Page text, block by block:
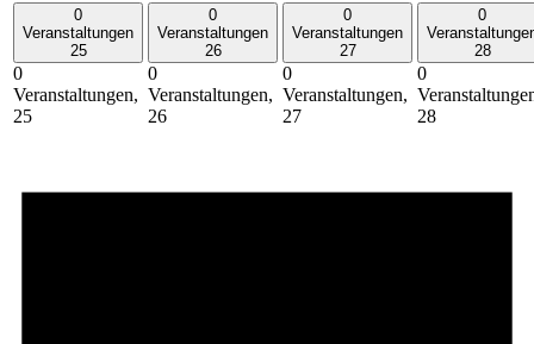
0
Veranstaltungen
25
0
Veranstaltungen,
25
0
Veranstaltungen
26
0
Veranstaltungen,
26
0
Veranstaltungen
27
0
Veranstaltungen,
27
0
28
0
28